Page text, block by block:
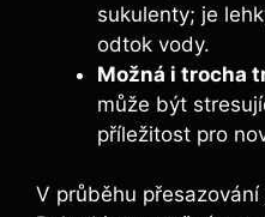
sukulenty; je
odtok vody.
Možná ‍i ‌trocha‌
⁤může být‍
příležitost pro⁣
V⁢ průběhu